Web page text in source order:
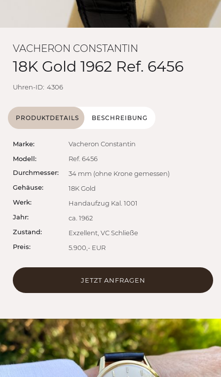
VACHERON CONSTANTIN
18K Gold 1962 Ref. 6456
Uhren-ID: 4306
PRODUKTDETAILS BESCHREIBUNG
Marke:
Modell:
Durchmesser:
Gehäuse:
Werk:
Jahr:
Zustand:
Preis:
Vacheron Constantin
Ref. 6456
34 mm (ohne Krone gemessen)
18K Gold
Handaufzug Kal. 1001
ca. 1962
Exzellent, VC Schließe
5.900,- EUR
JETZT ANFRAGEN